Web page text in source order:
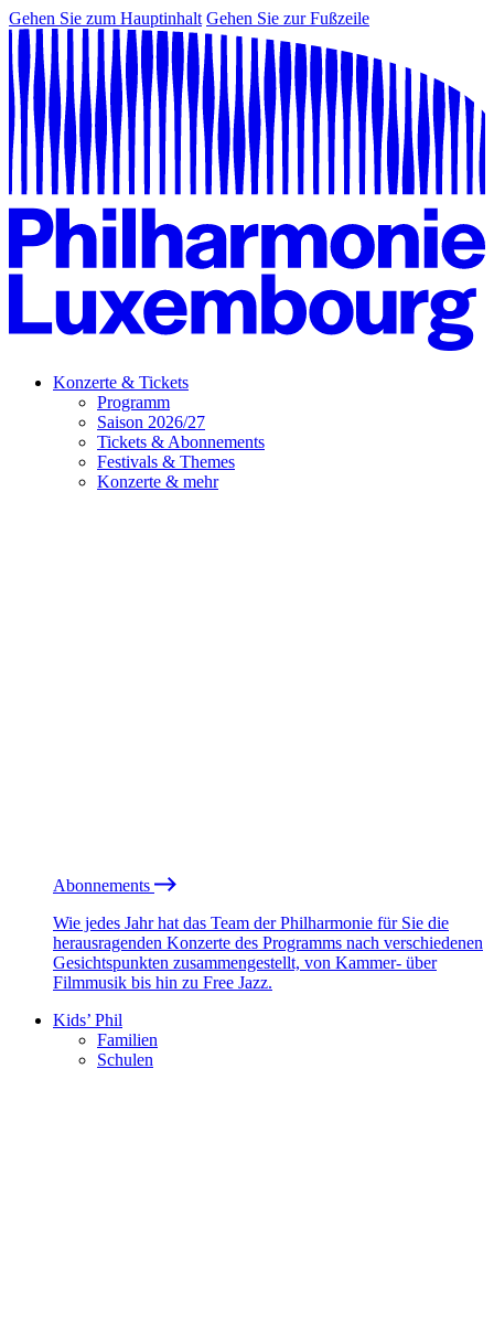
Gehen Sie zum Hauptinhalt Gehen Sie zur Fußzeile
Konzerte & Tickets
Programm
Saison 2026/27
Tickets & Abonnements
Festivals & Themes
Konzerte & mehr
Abonnements
Wie jedes Jahr hat das Team der Philharmonie für Sie die
herausragenden Konzerte des Programms nach verschiedenen
Gesichtspunkten zusammengestellt, von Kammer- über
Filmmusik bis hin zu Free Jazz.
Kids’ Phil
Familien
Schulen